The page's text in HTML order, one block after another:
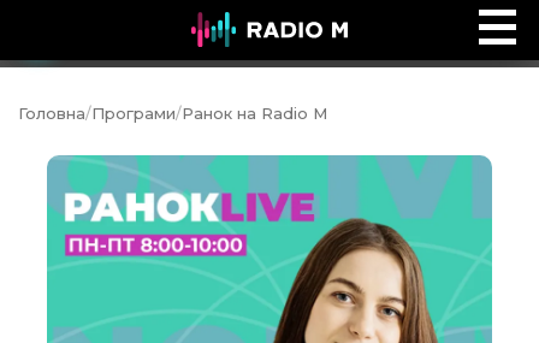
Реальне життя з Джеком Гіббсом
Головна/Програми/Ранок на Radio M